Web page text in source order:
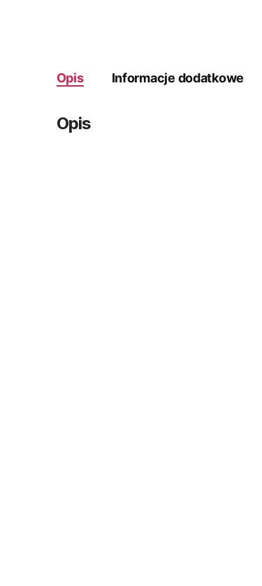
Opis Informacje dodatkowe
Opis